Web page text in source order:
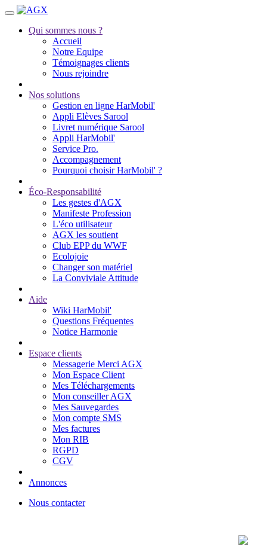
Qui sommes nous ?
Accueil
Notre Equipe
Témoignages clients
Nous rejoindre
Nos solutions
Gestion en ligne HarMobil'
Appli Elèves Sarool
Livret numérique Sarool
Appli HarMobil'
Service Pro.
Accompagnement
Pourquoi choisir HarMobil' ?
Éco-Responsabilité
Les gestes d'AGX
Manifeste Profession
L'éco utilisateur
AGX les soutient
Club EPP du WWF
Ecolojoie
Changer son matériel
La Conviviale Attitude
Aide
Wiki HarMobil'
Questions Fréquentes
Notice Harmonie
Espace clients
Messagerie Merci AGX
Mon Espace Client
Mes Téléchargements
Mon conseiller AGX
Mes Sauvegardes
Mon compte SMS
Mes factures
Mon RIB
RGPD
CGV
Annonces
Nous contacter